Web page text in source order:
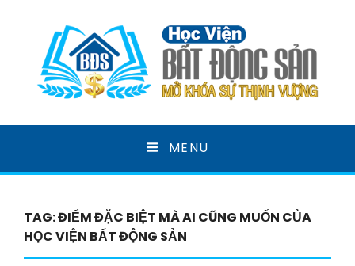
HỌC VIỆN BẤT ĐỘNG
SẢN
MENU
TAG:ĐIỂM ĐẶC BIỆT MÀ AI CŨNG MUỐN CỦA
HỌC VIỆN BẤT ĐỘNG SẢN